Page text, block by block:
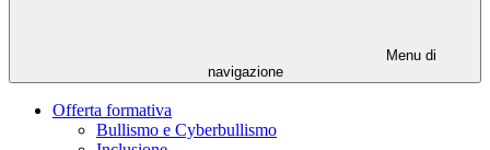
Menu di
navigazione
Offerta formativa
Bullismo e Cyberbullismo